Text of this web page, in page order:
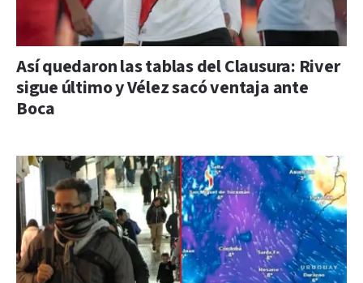
Así quedaron las tablas del Clausura: River
sigue último y Vélez sacó ventaja ante
Boca